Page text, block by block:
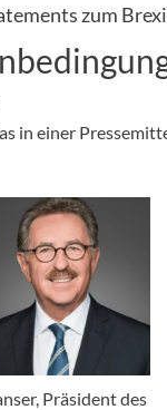
zum
in einer
Präsident des